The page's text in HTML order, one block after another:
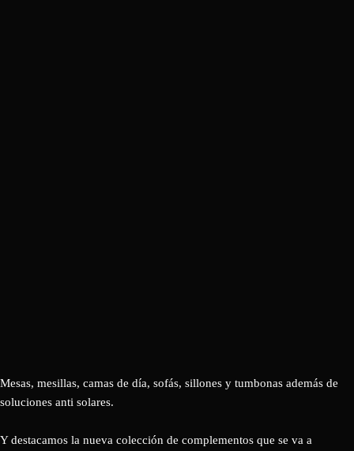
Mesas, mesillas, camas de día, sofás, sillones y tumbonas además de
soluciones anti solares.
Y destacamos la nueva colección de complementos que se va a